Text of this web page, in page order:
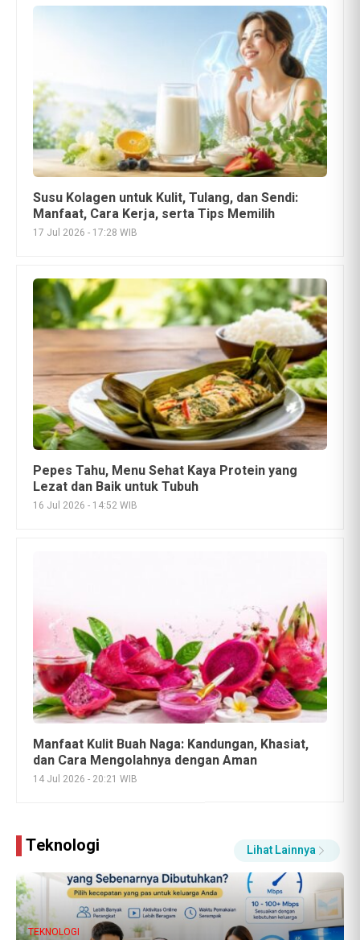
Pepes Tahu, Menu Sehat Kaya Protein yang
Lezat dan Baik untuk Tubuh
16 Jul 2026 - 14:52 WIB
Manfaat Kulit Buah Naga: Kandungan, Khasiat,
dan Cara Mengolahnya dengan Aman
14 Jul 2026 - 20:21 WIB
Bahaya Merokok bagi Kesehatan: Dampak Nyata
yang Sering Diabaikan
29 Jul 2026 - 20:43 WIB
Teknologi Lihat Lainnya
TEKNOLOGI